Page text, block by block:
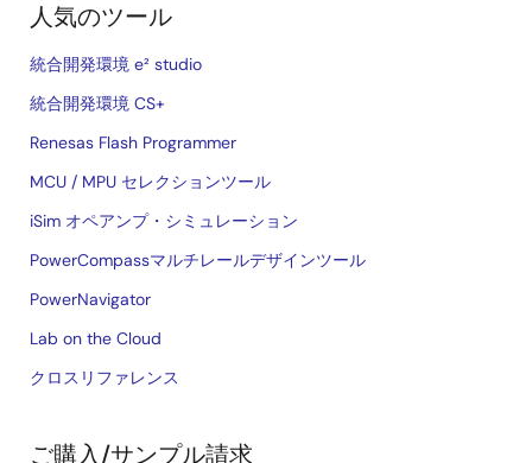
人気のツール
統合開発環境 e² studio
統合開発環境 CS+
Renesas Flash Programmer
MCU / MPU セレクションツール
iSim オペアンプ・シミュレーション
PowerCompassマルチレールデザインツール
PowerNavigator
Lab on the Cloud
クロスリファレンス
ご購入/サンプル請求